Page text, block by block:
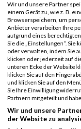
Wir und unsere Partner
einem Gerät zu, wie z. B.
Browserspeichern, um
Anbieter verarbeiten Ihre
aufgrund eines
Sie die „Einstellungen“. Sie
oder verwalten, indem Sie
klicken oder jederzeit auf
unteren Ecke der Website
klicken Sie auf den
und klicken Sie auf den
Sie Ihre Einwilligung
Partnern mitgeteilt und
Wir und unsere
der Website zu